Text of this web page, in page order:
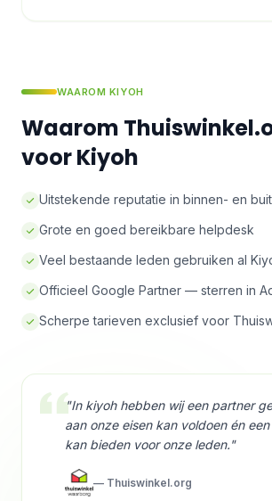
WAAROM KIYOH
Waarom
voor Kiyoh
Uitstekende reputatie in binnen- en
Grote en goed bereikbare helpdesk
Veel bestaande leden gebruiken al
Officieel Google Partner — sterren in
Scherpe tarieven exclusief voor
"In kiyoh hebben wij een partner
aan onze eisen kan voldoen én
kan bieden voor onze leden."
— Thuiswinkel.org